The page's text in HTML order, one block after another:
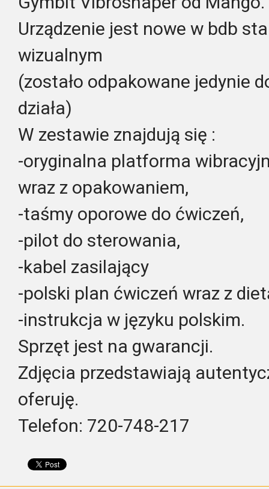
Urządzenie jest nowe w bdb
wizualnym
(zostało odpakowane jedynie
działa)
W zestawie znajdują się :
-oryginalna platforma
wraz z opakowaniem,
-taśmy oporowe do ćwiczeń,
-pilot do sterowania,
-kabel zasilający
-polski plan ćwiczeń wraz z
-instrukcja w języku polskim.
Sprzęt jest na gwarancji.
Zdjęcia przedstawiają
oferuję.
Telefon: 720-748-217